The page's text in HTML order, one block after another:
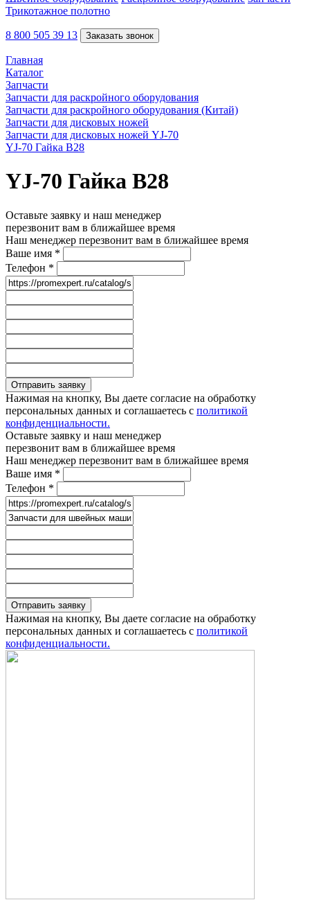
Трикотажное полотно
8 800 505 39 13 Заказать звонок
Главная
Каталог
Запчасти
Запчасти для раскройного оборудования
Запчасти для раскройного оборудования (Китай)
Запчасти для дисковых ножей
Запчасти для дисковых ножей YJ-70
YJ-70 Гайка В28
YJ-70 Гайка В28
Оставьте заявку и наш менеджер
перезвонит вам в ближайшее время
Наш менеджер перезвонит вам в ближайшее время
Ваше имя *
Телефон *
Отправить заявку
Нажимая на кнопку, Вы даете согласие на обработку
персональных данных и соглашаетесь с политикой
конфиденциальности.
Оставьте заявку и наш менеджер
перезвонит вам в ближайшее время
Наш менеджер перезвонит вам в ближайшее время
Ваше имя *
Телефон *
Отправить заявку
Нажимая на кнопку, Вы даете согласие на обработку
персональных данных и соглашаетесь с политикой
конфиденциальности.